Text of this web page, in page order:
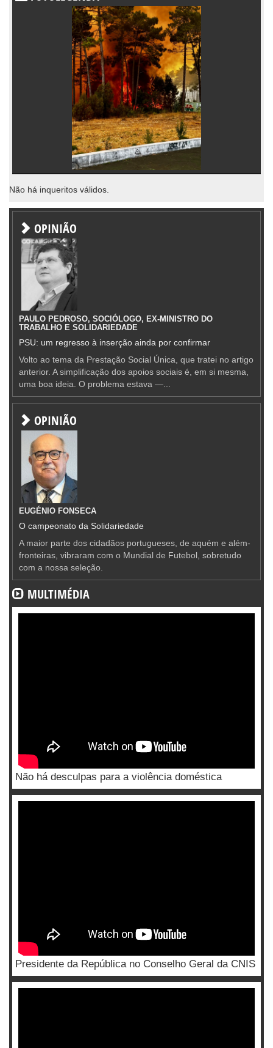
Não há inqueritos válidos.
OPINIÃO
PAULO PEDROSO, SOCIÓLOGO, EX-MINISTRO DO
TRABALHO E SOLIDARIEDADE
PSU: um regresso à inserção ainda por confirmar
Volto ao tema da Prestação Social Única, que tratei no artigo
anterior. A simplificação dos apoios sociais é, em si mesma,
uma boa ideia. O problema estava —...
OPINIÃO
EUGÉNIO FONSECA
O campeonato da Solidariedade
A maior parte dos cidadãos portugueses, de aquém e além-
fronteiras, vibraram com o Mundial de Futebol, sobretudo
com a nossa seleção.
MULTIMÉDIA
Não há desculpas para a violência doméstica
Presidente da República no Conselho Geral da CNIS